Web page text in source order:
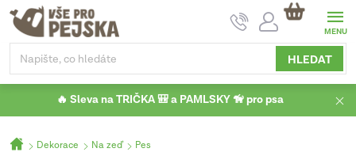
Přejít
obsah
HLEDAT
NÁKUPNÍ
KOŠÍK
🔥 Sleva na TRIČKA 🎒 a PAMLSKY 🦮 pro psa
DomůDekorace Na zeď Pes